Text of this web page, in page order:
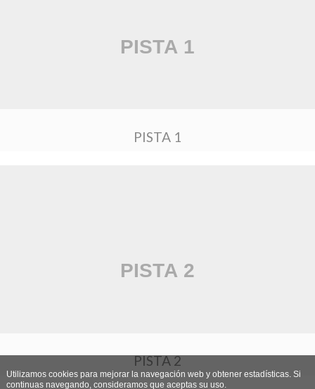
PISTA 1
PISTA 2
Utilizamos cookies para mejorar la navegación web y obtener estadísticas. Si
continuas navegando, consideramos que aceptas su uso.